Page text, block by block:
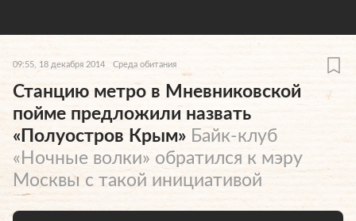
09:55, 18 декабря 2014 Среда обитания
Станцию метро в Мневниковской
пойме предложили назвать
«Полуостров Крым» Байк-клуб
«Ночные волки» обратился к мэру
Москвы с такой инициативой